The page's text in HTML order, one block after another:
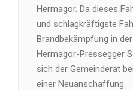
Hermagor. Da dieses
und schlagkräftigste
Brandbekämpfung in
Hermagor-Pressegger
sich der Gemeinderat
einer Neuanschaffung.